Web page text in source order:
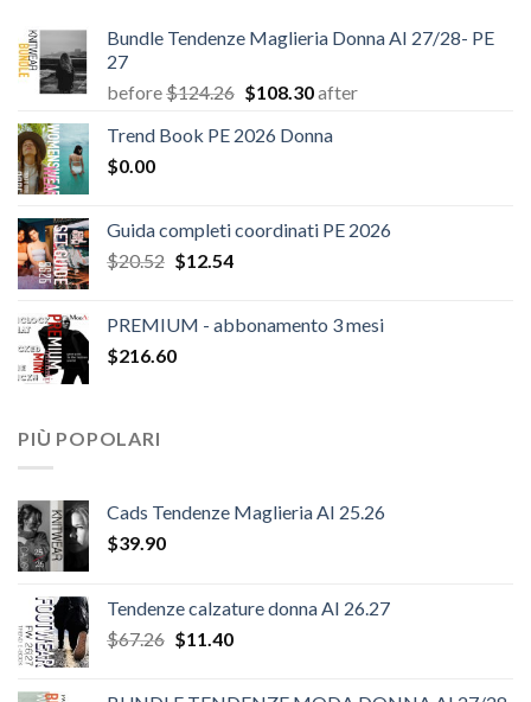
Bundle Tendenze Maglieria Donna AI 27/28- PE
27
before$124.26 Il
originale
$108.30Il
attuale
after
Trend Book PE 2026 Donna
$0.00
Guida completi coordinati PE 2026
$20.52 Il
era:
$20.52.
$12.54Il
è:
PREMIUM - abbonamento 3 mesi
$216.60
PIÙ POPOLARI
Cads Tendenze Maglieria AI 25.26
$39.90
Tendenze calzature donna AI 26.27
$67.26 Il
$11.40Il